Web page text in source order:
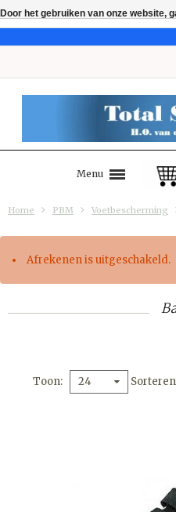
Menu
Home PBM Voetbescherming
Afrekenen is uitgeschakeld.
Toon 24
Door het gebruiken van onze website,